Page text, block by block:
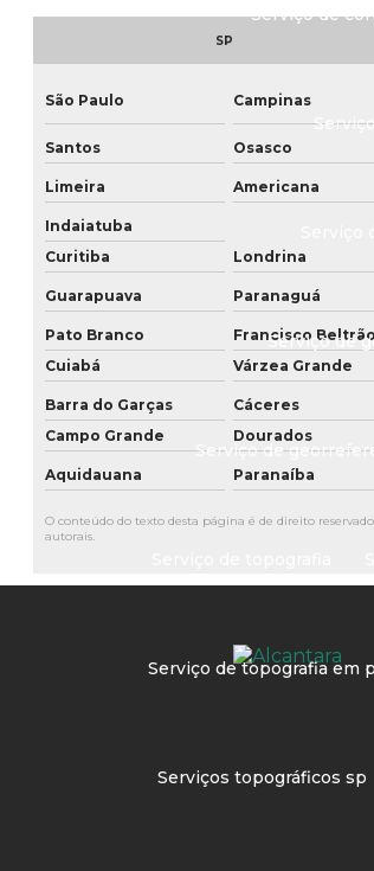
Serviço de
Serviço de
Serviço de
Serviço de topografia em
Serviços topográficos sp
SP
São Paulo Campinas
Santos Osasco
Limeira Americana
Indaiatuba
Curitiba
Londrina
Guarapuava Paranaguá
Pato Branco Francisco Beltrão
Cuiabá
Várzea Grande
Barra do Garças Cáceres
Campo Grande
Dourados
Aquidauana Paranaíba
O conteúdo do texto desta página é de direito
autorais.